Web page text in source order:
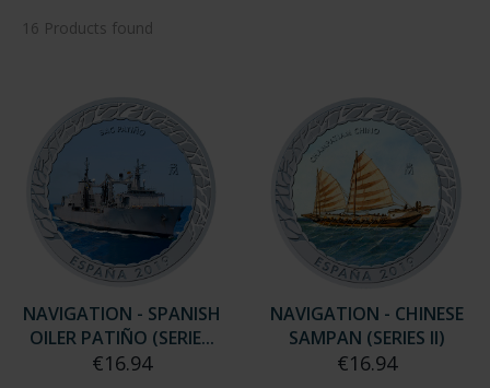
16 Products found
NAVIGATION - SPANISH
OILER PATIÑO (SERIE...
€16.94
NAVIGATION - CHINESE
SAMPAN (SERIES II)
€16.94